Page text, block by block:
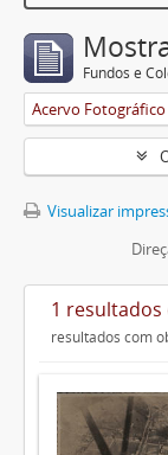
Fundos e
Visualizar
1
resultados com